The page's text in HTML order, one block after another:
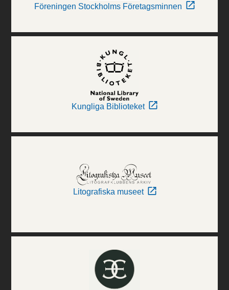
Föreningen Stockholms Företagsminnen
Kungliga Biblioteket
Litografiska museet